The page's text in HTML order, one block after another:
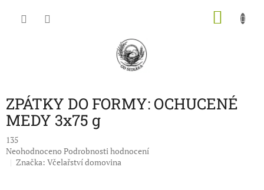
ZPÁTKY DO FORMY: OCHUCENÉ
MEDY 3x75 g
135
Průměrné
hodnocení
Neohodnoceno Podrobnosti hodnocení
Značka: Včelařství domovina